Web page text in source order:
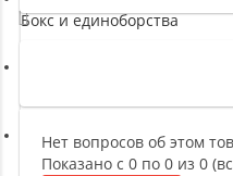
Бокс и единоборства
Легкая атлетика
Нет вопросов об этом
Показано с 0 по 0 из 0